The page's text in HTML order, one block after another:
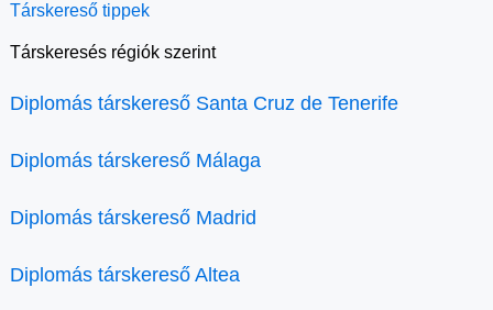
Társkereső tippek
Társkeresés régiók szerint
Diplomás társkereső Santa Cruz de Tenerife
Diplomás társkereső Málaga
Diplomás társkereső Madrid
Diplomás társkereső Altea